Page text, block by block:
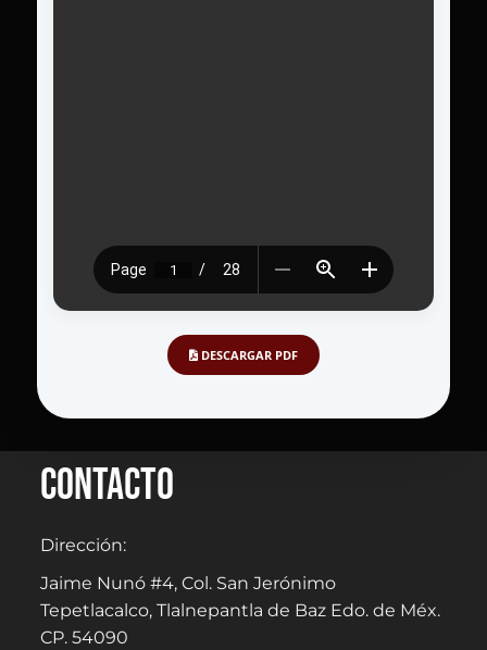
DESCARGAR PDF
Contacto
Dirección:
Jaime Nunó #4, Col. San Jerónimo
Tepetlacalco, Tlalnepantla de Baz Edo. de Méx.
CP. 54090